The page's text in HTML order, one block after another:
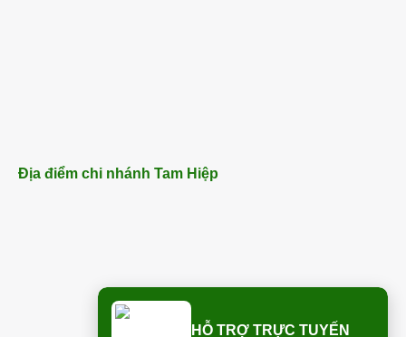
Địa điểm chi nhánh Tam Hiệp
HỖ TRỢ TRỰC TUYẾN